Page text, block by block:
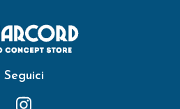
Seguici